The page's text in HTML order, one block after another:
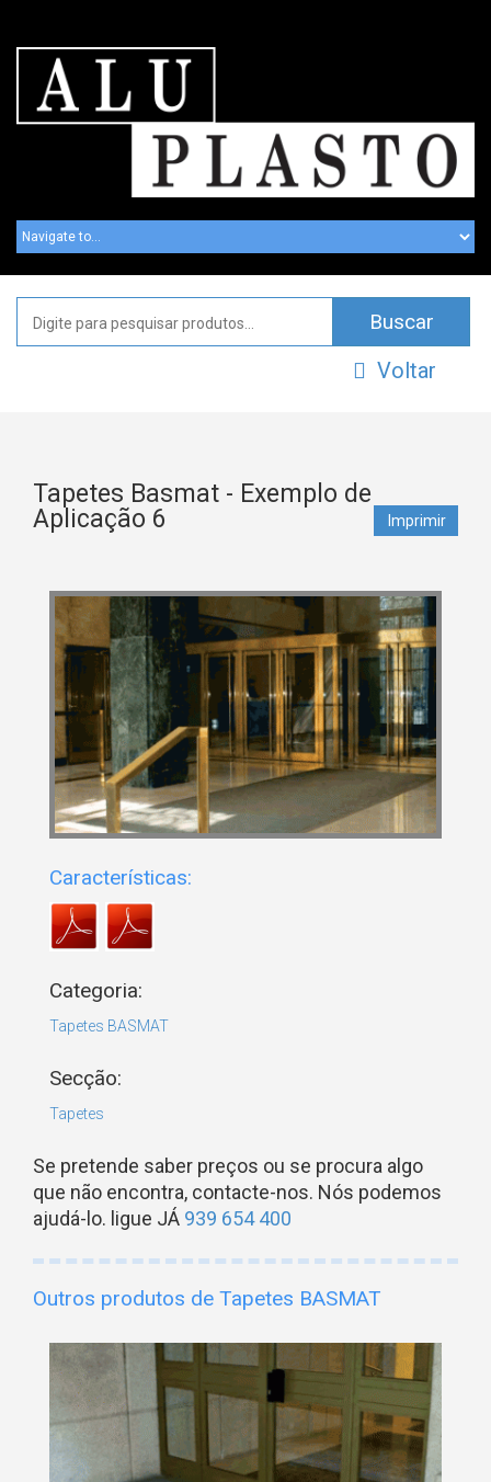
Voltar
Tapetes Basmat - Exemplo de
Aplicação 6
Imprimir
Características:
Categoria:
Tapetes BASMAT
Secção:
Tapetes
Se pretende saber preços ou se procura algo
que não encontra, contacte-nos. Nós podemos
ajudá-lo. ligue JÁ 939 654 400
Outros produtos de Tapetes BASMAT